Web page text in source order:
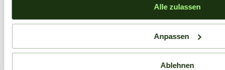
Alle zulassen
Anpassen
Ablehnen